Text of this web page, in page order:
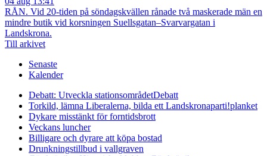
RÅN. Vid 20-tiden på söndagskvällen rånade två maskerade män en
mindre butik vid korsningen Suellsgatan–Svarvargatan i
Landskrona.
Till arkivet
Senaste
Kalender
Debatt: Utveckla stationsområdetDebatt
Torkild, lämna Liberalerna, bilda ett Landskronaparti!planket
Dykare misstänkt för forntidsbrott
Veckans luncher
Billigare och dyrare att köpa bostad
Drunkningstillbud i vallgraven